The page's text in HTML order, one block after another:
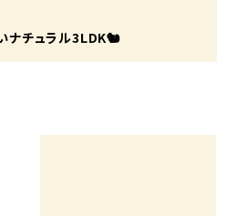
ナチュラル3LDK🐿️